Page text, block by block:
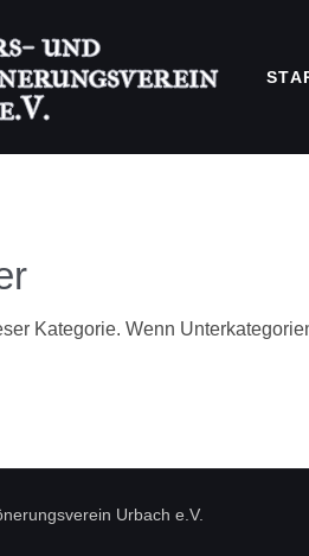
Kategorie. Wenn
Urbach e.V.